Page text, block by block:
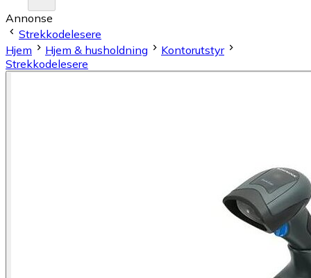
Annonse
Strekkodelesere
Hjem
Hjem & husholdning
Kontorutstyr
Strekkodelesere